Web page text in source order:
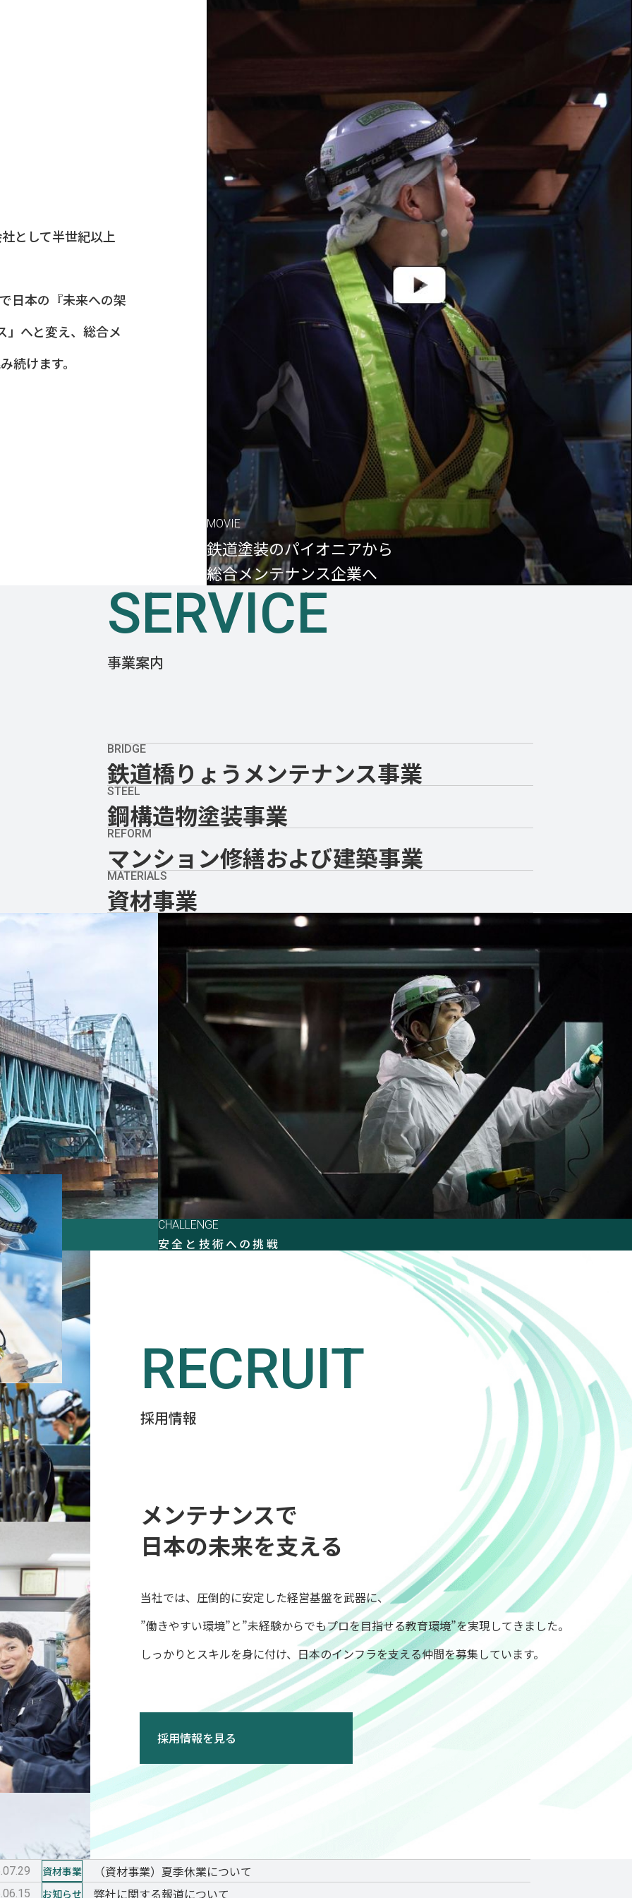
として半世紀以上
日本の『未来への架
」へと変え、総合メ
続けます。
MOVIE
鉄道塗装のパイオニアから
総合メンテナンス企業へ
STEP
SERVICE
事業案内
BRIDGE
鉄道橋りょうメンテナンス事業
STEEL
鋼構造物塗装事業
REFORM
マンション修繕および建築事業
MATERIALS
資材事業
CHALLENGE
安全と技術への挑戦
RECRUIT
採用情報
メンテナンスで
日本の未来を支える
当社では、圧倒的に安定した経営基盤を武器に、
”働きやすい環境”と”未経験からでもプロを目指せる教育環境”を実現してきました。
しっかりとスキルを身に付け、日本のインフラを支える仲間を募集しています。
採用情報を見る
資材事業 （資材事業）夏季休業について
お知らせ 弊社に関する報道について